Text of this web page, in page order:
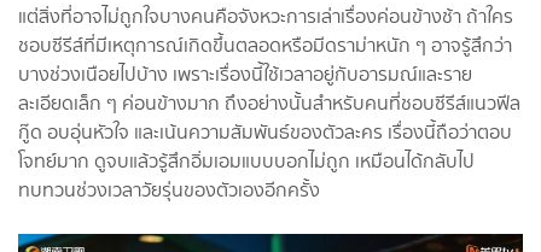
แต่สิ่งที่อาจไม่ถูกใจบางคนคือจังหวะการเล่าเรื่องค่อนข้างช้า ถ้าใคร
ชอบซีรีส์ที่มีเหตุการณ์เกิดขึ้นตลอดหรือมีดราม่าหนัก ๆ อาจรู้สึกว่า
บางช่วงเนือยไปบ้าง เพราะเรื่องนี้ใช้เวลาอยู่กับอารมณ์และราย
ละเอียดเล็ก ๆ ค่อนข้างมาก ถึงอย่างนั้นสำหรับคนที่ชอบซีรีส์แนวฟีล
กู๊ด อบอุ่นหัวใจ และเน้นความสัมพันธ์ของตัวละคร เรื่องนี้ถือว่าตอบ
โจทย์มาก ดูจบแล้วรู้สึกอิ่มเอมแบบบอกไม่ถูก เหมือนได้กลับไป
ทบทวนช่วงเวลาวัยรุ่นของตัวเองอีกครั้ง